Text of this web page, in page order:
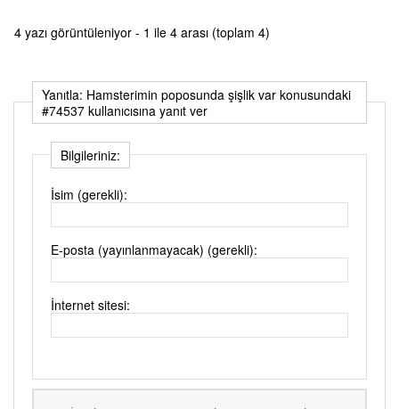
4 yazı görüntüleniyor - 1 ile 4 arası (toplam 4)
Yanıtla: Hamsterimin poposunda şişlik var konusundaki
#74537 kullanıcısına yanıt ver
Bilgileriniz:
İsim (gerekli):
E-posta (yayınlanmayacak) (gerekli):
İnternet sitesi: